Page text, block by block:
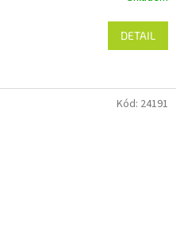
DETAIL
Kód: 24191